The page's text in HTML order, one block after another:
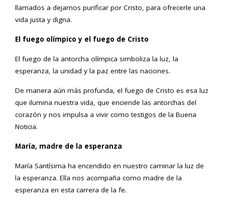
llamados a dejarnos purificar por Cristo, para ofrecerle una
vida justa y digna.
El fuego olímpico y el fuego de Cristo
El fuego de la antorcha olímpica simboliza la luz, la
esperanza, la unidad y la paz entre las naciones.
De manera aún más profunda, el fuego de Cristo es esa luz
que ilumina nuestra vida, que enciende las antorchas del
corazón y nos impulsa a vivir como testigos de la Buena
Noticia.
María, madre de la esperanza
María Santísima ha encendido en nuestro caminar la luz de
la esperanza. Ella nos acompaña como madre de la
esperanza en esta carrera de la fe.